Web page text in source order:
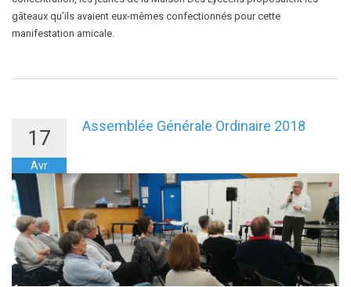
gâteaux qu’ils avaient eux-mêmes confectionnés pour cette
manifestation amicale.
17
Avr
Assemblée Générale Ordinaire 2018